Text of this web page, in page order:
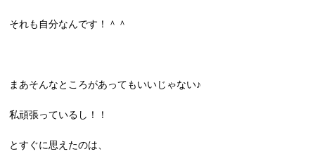
それも自分なんです！＾＾
まあそんなところがあってもいいじゃない♪
私頑張っているし！！
とすぐに思えたのは、